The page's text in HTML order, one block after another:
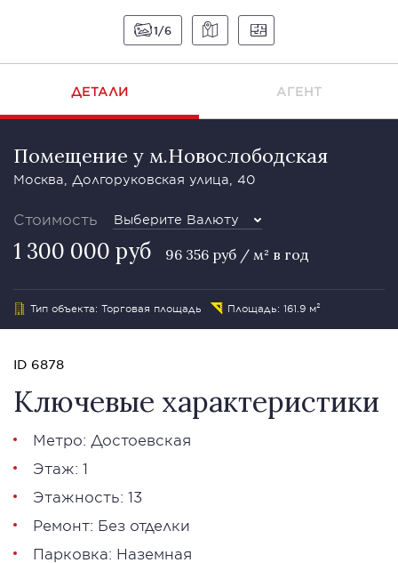
1 6
ДЕТАЛИ АГЕНТ
Помещение у м.Новослободская
Москва, Долгоруковская улица, 40
Стоимость Выберите Валюту
1 300 000 руб 96 356 руб / м² в год
Тип объекта: Торговая площадь Площадь: 161.9 м²
ID 6878
Ключевые характеристики
Метро: Достоевская
Этаж: 1
Этажность: 13
Ремонт: Без отделки
Парковка: Наземная